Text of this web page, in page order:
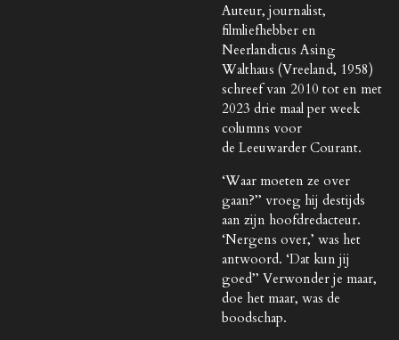
Auteur, journalist,
filmliefhebber en
Neerlandicus Asing
Walthaus (Vreeland, 1958)
schreef van 2010 tot en met
2023 drie maal per week
columns voor
de Leeuwarder Courant.
‘Waar moeten ze over
gaan?’’ vroeg hij destijds
aan zijn hoofdredacteur.
‘Nergens over,’ was het
antwoord. ‘Dat kun jij
goed’’ Verwonder je maar,
doe het maar, was de
boodschap.